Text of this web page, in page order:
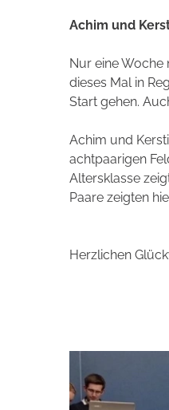
Achim und
Nur eine
dieses Mal in
Start gehen.
Achim und
achtpaarigen
Altersklasse
Paare zeigten
Herzlichen